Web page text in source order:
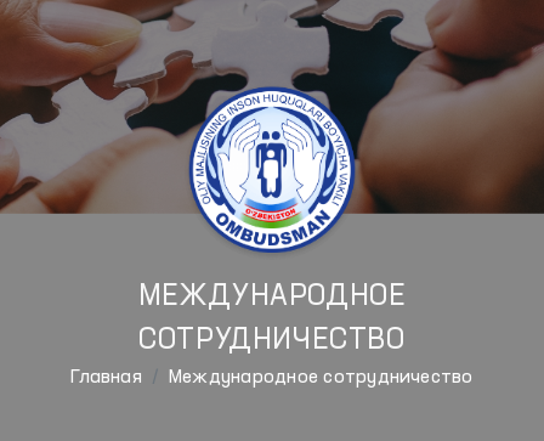
МЕЖДУНАРОДНОЕ
СОТРУДНИЧЕСТВО
Главная Международное сотрудничество